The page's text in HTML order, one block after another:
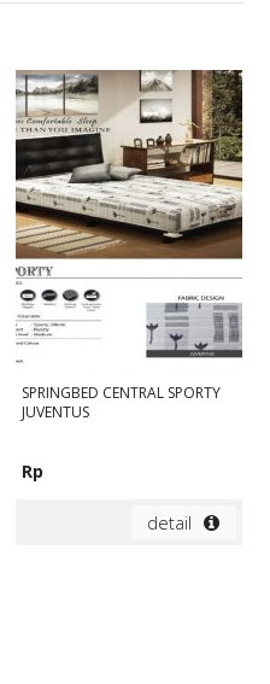
SPRINGBED CENTRAL SPORTY
JUVENTUS
Rp
detail